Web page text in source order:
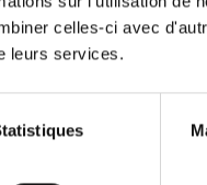
celles-ci avec
leurs services.
like a PRO -
edition